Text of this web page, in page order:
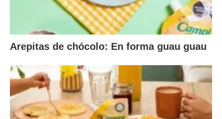
Arepitas de chócolo: En forma guau guau